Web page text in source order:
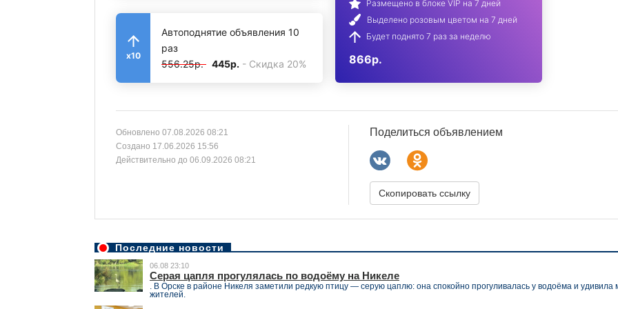
x10
Автоподнятие объявления 10
раз
556.25р. 445р. - Скидка 20%
Размещено в блоке VIP на 7 дней
Выделено розовым цветом на 7 дней
Будет поднято 7 раз за неделю
866р.
Обновлено 07.08.2026 08:21
Создано 17.06.2026 15:56
Действительно до 06.09.2026 08:21
Поделиться объявлением
Скопировать ссылку
Последние новости
06.08 23:10
Серая цапля прогулялась по водоёму на Никеле
. В Орске в районе Никеля заметили редкую птицу — серую цаплю: она спокойно прогуливалась у водоёма и удивила
жителей.